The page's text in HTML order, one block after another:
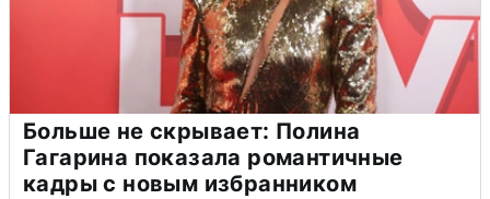
Больше не скрывает: Полина
Гагарина показала романтичные
кадры с новым избранником